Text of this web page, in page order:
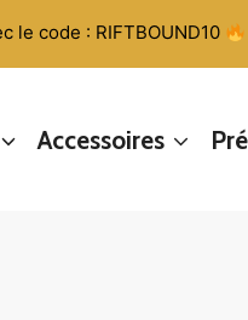
le code : RIFTBOUND10
Accessoires